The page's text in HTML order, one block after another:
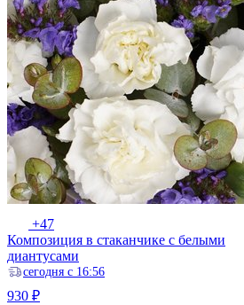
+47
Композиция в стаканчике с белыми
диантусами
ceгодня с 16:56
930 ₽